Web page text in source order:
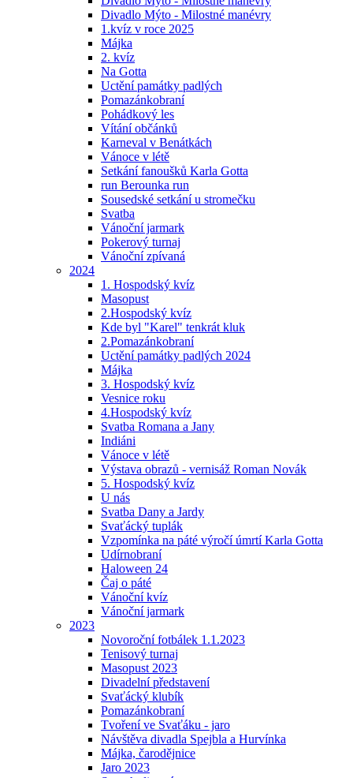
Divadlo Mýto - Milostné manévry
1.kvíz v roce 2025
Májka
2. kvíz
Na Gotta
Uctění památky padlých
Pomazánkobraní
Pohádkový les
Vítání občánků
Karneval v Benátkách
Vánoce v létě
Setkání fanoušků Karla Gotta
run Berounka run
Sousedské setkání u stromečku
Svatba
Vánoční jarmark
Pokerový turnaj
Vánoční zpívaná
2024
1. Hospodský kvíz
Masopust
2.Hospodský kvíz
Kde byl "Karel" tenkrát kluk
2.Pomazánkobraní
Uctění památky padlých 2024
Májka
3. Hospodský kvíz
Vesnice roku
4.Hospodský kvíz
Svatba Romana a Jany
Indiáni
Vánoce v létě
Výstava obrazů - vernisáž Roman Novák
5. Hospodský kvíz
U nás
Svatba Dany a Jardy
Svaťácký tuplák
Vzpomínka na páté výročí úmrtí Karla Gotta
Udírnobraní
Haloween 24
Čaj o páté
Vánoční kvíz
Vánoční jarmark
2023
Novoroční fotbálek 1.1.2023
Tenisový turnaj
Masopust 2023
Divadelní představení
Svaťácký klubík
Pomazánkobraní
Tvoření ve Svaťáku - jaro
Návštěva divadla Spejbla a Hurvínka
Májka, čarodějnice
Jaro 2023